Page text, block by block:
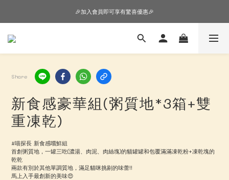
🎉加入會員即可享有驚喜優惠🎉
🎉加入會員即可享有驚喜優惠🎉
購物車超狂加價購，等你來+1
Share
新食感豪華組(粥質地*3箱+雙
重凍乾)
#喵探長 新食感嚐鮮組
首創粥質地，一罐三吃(濃湯、肉泥、肉絲塊)的貓罐罐和包覆滿滿凍乾粉+凍乾塊的
乾乾
兩款有別於其他單調質地，滿足貓咪挑剔的味蕾!!
馬上入手最創新的美味😍